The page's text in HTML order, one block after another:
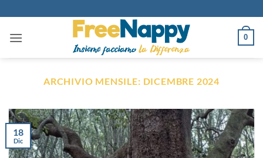
contenuti
0
ARCHIVIO MENSILE: DICEMBRE 2024
18
Dic